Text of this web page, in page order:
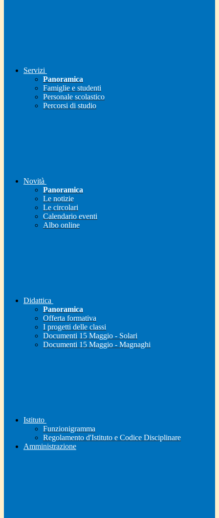
Servizi
Panoramica
Famiglie e studenti
Personale scolastico
Percorsi di studio
Novità
Panoramica
Le notizie
Le circolari
Calendario eventi
Albo online
Didattica
Panoramica
Offerta formativa
I progetti delle classi
Documenti 15 Maggio - Solari
Documenti 15 Maggio - Magnaghi
Istituto
Funzionigramma
Regolamento d'Istituto e Codice Disciplinare
Amministrazione